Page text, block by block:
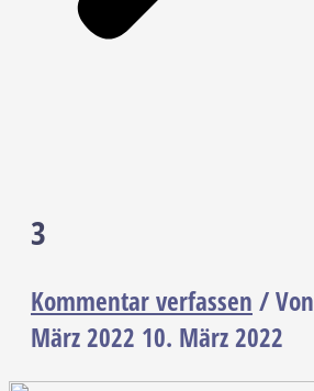
3
Kommentar verfassen / Von
März 2022 10. März 2022